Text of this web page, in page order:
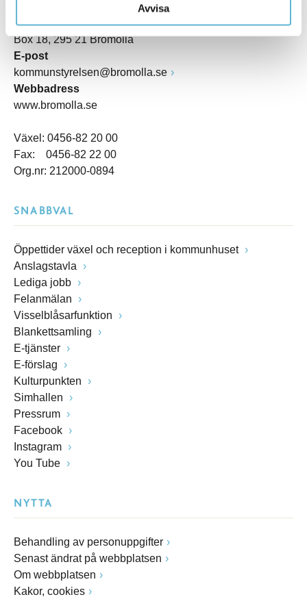
Avvisa
Kommunhuset, Storgatan 48
Postadress
Box 18, 295 21 Bromölla
E-post
kommunstyrelsen@bromolla.se
Webbadress
www.bromolla.se
Växel: 0456-82 20 00
Fax: 0456-82 22 00
Org.nr: 212000-0894
SNABBVAL
Öppettider växel och reception i kommunhuset
Anslagstavla
Lediga jobb
Felanmälan
Visselblåsarfunktion
Blankettsamling
E-tjänster
E-förslag
Kulturpunkten
Simhallen
Pressrum
Facebook
Instagram
You Tube
NYTTA
Behandling av personuppgifter
Senast ändrat på webbplatsen
Om webbplatsen
Kakor, cookies